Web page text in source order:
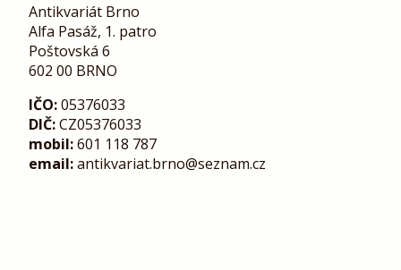
Antikvariát Brno
Alfa Pasáž, 1. patro
Poštovská 6
602 00 BRNO
IČO:05376033
DIČ:CZ05376033
mobil:601 118 787
email:antikvariat.brno@seznam.cz